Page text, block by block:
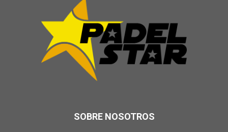
SOBRE NOSOTROS